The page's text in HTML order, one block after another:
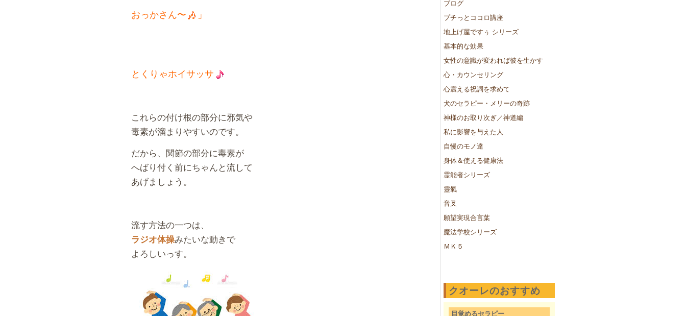
おっかさん〜
」
とくりゃホイサッサ
これらの付け根の部分に邪気や
毒素が溜まりやすいのです。
だから、 関節の部分に毒素が
へばり付く前にちゃんと流して
あげましょう。
流す方法の一つは、
ラジオ体操みたいな動きで
よろしいっす。
ブログ
プチっとココロ講座
地上げ屋ですぅ シリーズ
基本的な効果
女性の意識が変われば彼を生かす
心・カウンセリング
心震える祝詞を求めて
犬のセラピー・メリーの奇跡
神様のお取り次ぎ／神道編
私に影響を与えた人
自慢のモノ達
身体＆使える健康法
霊能者シリーズ
靈氣
音叉
願望実現合言葉
魔法学校シリーズ
ＭＫ５
クオーレのおすすめ
目覚めるセラピー